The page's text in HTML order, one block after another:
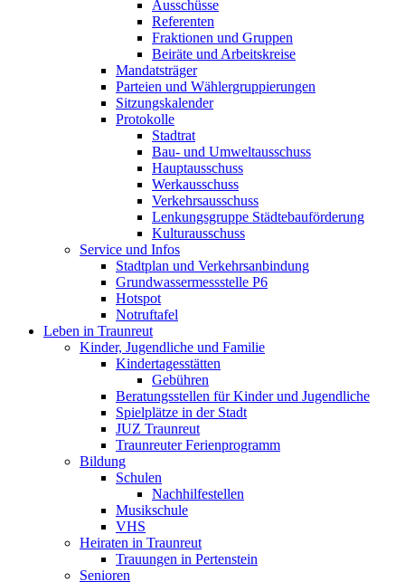
Ausschüsse
Referenten
Fraktionen und Gruppen
Beiräte und Arbeitskreise
Mandatsträger
Parteien und Wählergruppierungen
Sitzungskalender
Protokolle
Stadtrat
Bau- und Umweltausschuss
Hauptausschuss
Werkausschuss
Verkehrsausschuss
Lenkungsgruppe Städtebauförderung
Kulturausschuss
Service und Infos
Stadtplan und Verkehrsanbindung
Grundwassermessstelle P6
Hotspot
Notruftafel
Leben in Traunreut
Kinder, Jugendliche und Familie
Kindertagesstätten
Gebühren
Beratungsstellen für Kinder und Jugendliche
Spielplätze in der Stadt
JUZ Traunreut
Traunreuter Ferienprogramm
Bildung
Schulen
Nachhilfestellen
Musikschule
VHS
Heiraten in Traunreut
Trauungen in Pertenstein
Senioren